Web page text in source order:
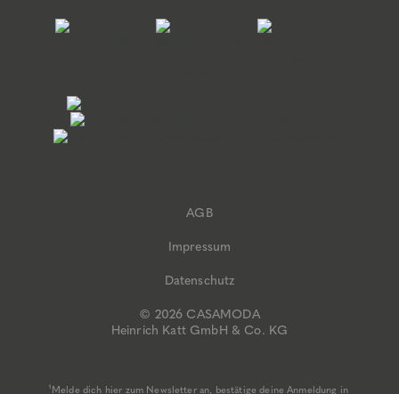
© 2026 CASAMODA
Heinrich Katt GmbH & Co. KG
AGB
Impressum
Datenschutz
¹Melde dich hier zum Newsletter an, bestätige deine Anmeldung in